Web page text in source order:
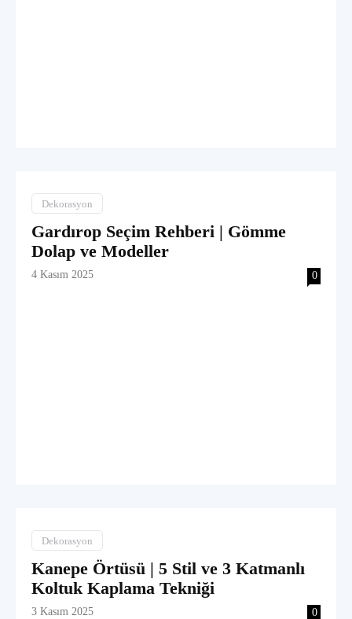
Dekorasyon
Gardırop Seçim Rehberi | Gömme
Dolap ve Modeller
4 Kasım 2025 0
Dekorasyon
Kanepe Örtüsü | 5 Stil ve 3 Katmanlı
Koltuk Kaplama Tekniği
3 Kasım 2025 0